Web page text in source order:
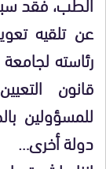
عن تلقيه
رئاسته
قانون
للمسؤولين
دولة أخرى…